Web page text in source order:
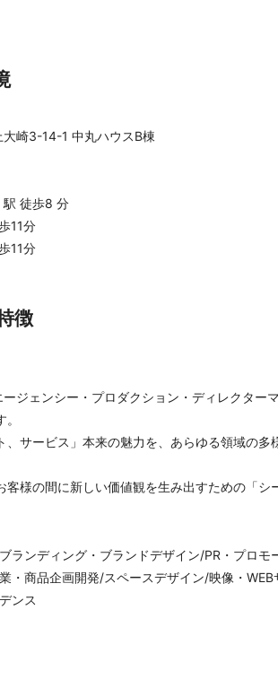
崎3-14-1 中丸ハウスB棟
駅 徒歩8 分
11分
11分
徴
ジェンシー・プロダクション・ディレクター
サービス」本来の魅力を、あらゆる領域の多
様の間に新しい価値観を生み出すための「シ
ランディング・ブランドデザイン/PR・プロ
・商品企画開発/スペースデザイン/映像・
ンス